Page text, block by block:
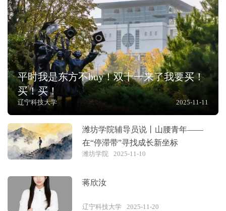
平时我是东方不buy！双十一来了我要买！
买！买！
辽宁科技大学 2025-11-11
潍坊学院辅导员说丨山腰青年——
在“停滞带”寻找成长新坐标
潍坊学院 2025-11-10
蒋欣汝
辽宁科技大学 2025-11-20